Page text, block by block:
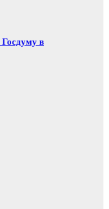
Госдуму в